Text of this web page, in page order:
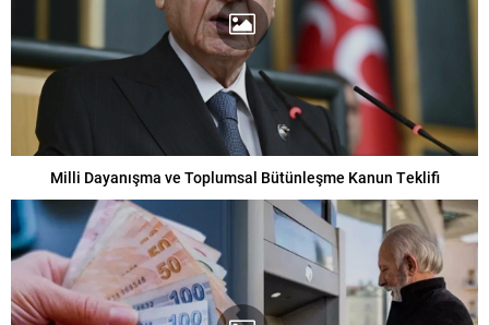
Milli Dayanışma ve Toplumsal Bütünleşme Kanun Teklifi